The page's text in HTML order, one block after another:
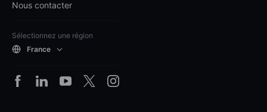
Nous contacter
Sélectionnez une région
France